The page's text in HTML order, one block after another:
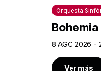
Orquesta
Bohemia
8 AGO 2026 -
Ver más